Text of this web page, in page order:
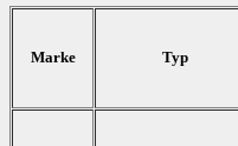
Marke Typ